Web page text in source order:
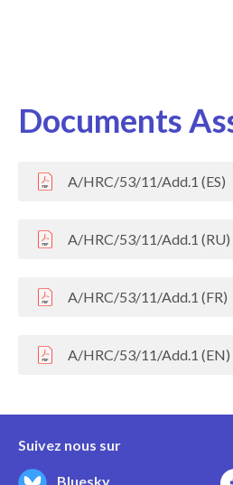
Documents
A/HRC/53/11/Add.1 (ES)
A/HRC/53/11/Add.1 (RU)
A/HRC/53/11/Add.1 (FR)
A/HRC/53/11/Add.1 (EN)
Suivez nous sur
Bluesky